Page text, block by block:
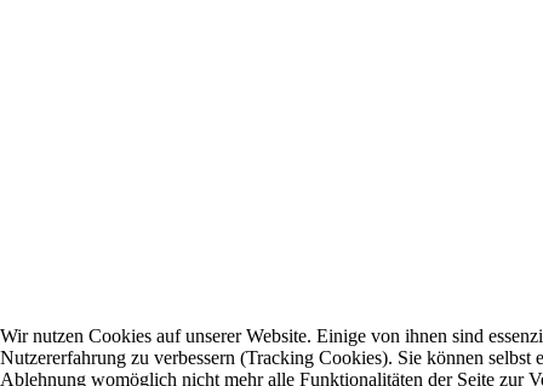
Wir nutzen Cookies auf unserer Website. Einige von ihnen sind
Nutzererfahrung zu verbessern (Tracking Cookies). Sie können selbst
Ablehnung womöglich nicht mehr alle Funktionalitäten der Seite zur